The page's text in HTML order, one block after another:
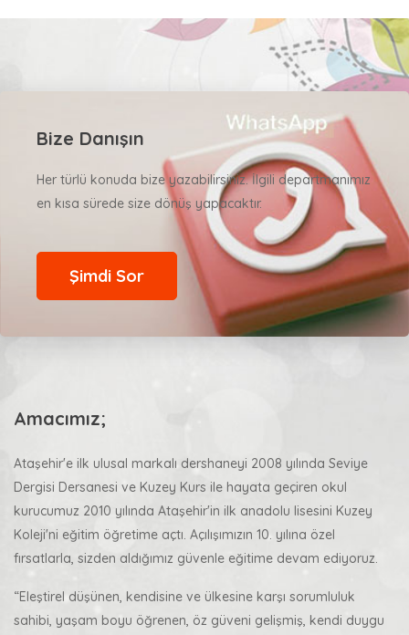
Bize Danışın
Her türlü konuda bize yazabilirsiniz. İlgili departmanımız
en kısa sürede size dönüş yapacaktır.
Şimdi Sor
Amacımız;
Ataşehir'e ilk ulusal markalı dershaneyi 2008 yılında Seviye
Dergisi Dersanesi ve Kuzey Kurs ile hayata geçiren okul
kurucumuz 2010 yılında Ataşehir'in ilk anadolu lisesini Kuzey
Koleji'ni eğitim öğretime açtı. Açılışımızın 10. yılına özel
fırsatlarla, sizden aldığımız güvenle eğitime devam ediyoruz.
“Eleştirel düşünen, kendisine ve ülkesine karşı sorumluluk
sahibi, yaşam boyu öğrenen, öz güveni gelişmiş, kendi duygu